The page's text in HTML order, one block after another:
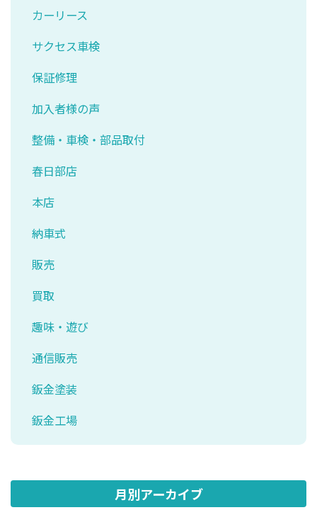
カーリース
サクセス車検
保証修理
加入者様の声
整備・車検・部品取付
春日部店
本店
納車式
販売
買取
趣味・遊び
通信販売
鈑金塗装
鈑金工場
月別アーカイブ